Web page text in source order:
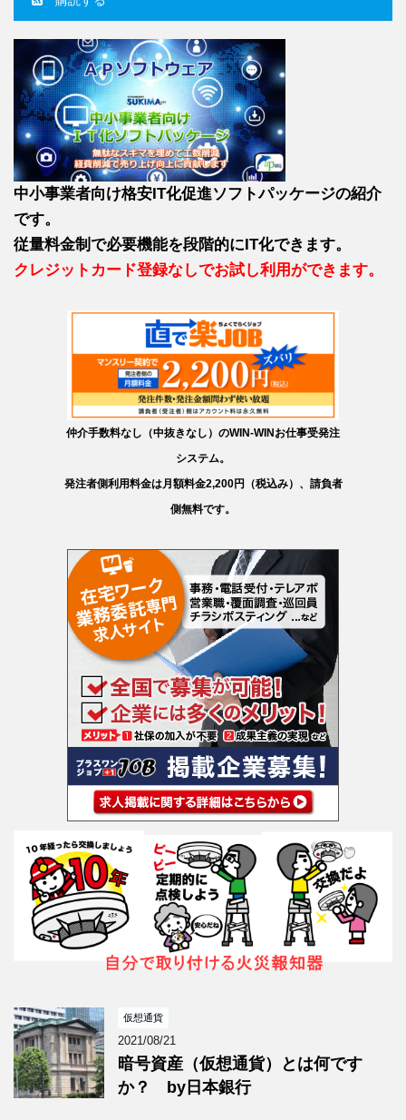
中小事業者向け格安IT化促進ソフトパッケージの紹介
です。
従量料金制で必要機能を段階的にIT化できます。
クレジットカード登録なしでお試し利用ができます。
仲介手数料なし（中抜きなし）のWIN-WINお仕事受発注
システム。
発注者側利用料金は月額料金2,200円（税込み）、請負者
側無料です。
仮想通貨
2021/08/21
暗号資産（仮想通貨）とは何です
か？ by日本銀行